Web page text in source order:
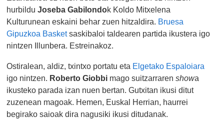
hurbilduJoseba Gabilondok Koldo Mitxelena
Kulturunean eskaini behar zuen hitzaldira. Bruesa
Gipuzkoa Basketsaskibaloi taldearen partida ikustera igo
nintzen Illunbera. Estreinakoz.
Ostiralean, aldiz, txintxo portatu eta Elgetako Espaloiara
igo nintzen. Roberto Giobbi mago suitzarraren showa
ikusteko parada izan nuen bertan. Gutxitan ikusi ditut
zuzenean magoak. Hemen, Euskal Herrian, haurrei
begirako saioak dira nagusiki ikusi ditudanak.